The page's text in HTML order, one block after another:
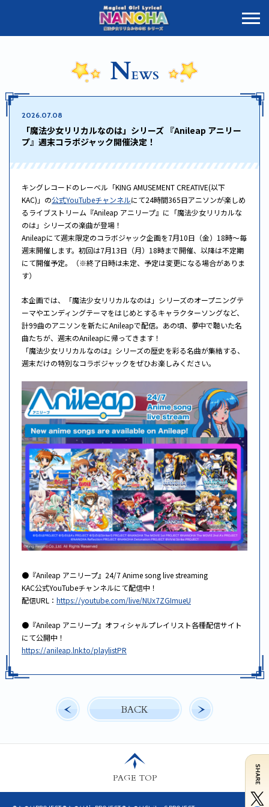
NEWS
2026.07.08
「魔法少女リリカルなのは」シリーズ 『Anileap アニリー
プ』週末コラボジャック開催決定！
キングレコードのレーベル「KING AMUSEMENT CREATIVE(以下
KAC)」の公式YouTubeチャンネルにて24時間365日アニソンが楽しめ
るライブストリーム『Anileap アニリープ』に「魔法少女リリカルな
のは」シリーズの楽曲が登場！
Anileapにて週末限定のコラボジャック企画を7月10日（金）18時～毎
週末開催します。初回は7月13日（月）18時まで開催、以降は不定期
にて開催予定。（※終了日時は未定、予定は変更になる場合がありま
す）
本企画では、「魔法少女リリカルなのは」シリーズのオープニングテ
ーマやエンディングテーマをはじめとするキャラクターソングなど、
計99曲のアニソンを新たにAnileapで配信。あの頃、夢中で聴いた名
曲たちが、週末のAnileapに帰ってきます！
「魔法少女リリカルなのは』シリーズの歴史を彩る名曲が集結する、
週末だけの特別なコラボジャックをぜひお楽しみください。
●『Anileap アニリープ』24/7 Anime song live streaming
KAC公式YouTubeチャンネルにて配信中！
配信URL： https://youtube.com/live/NUx7ZGImueU
●『Anileap アニリープ』オフィシャルプレイリスト各種配信サイト
にて公開中！
https://anileap.lnk.to/playlistPR
BACK
PAGE TOP SHARE